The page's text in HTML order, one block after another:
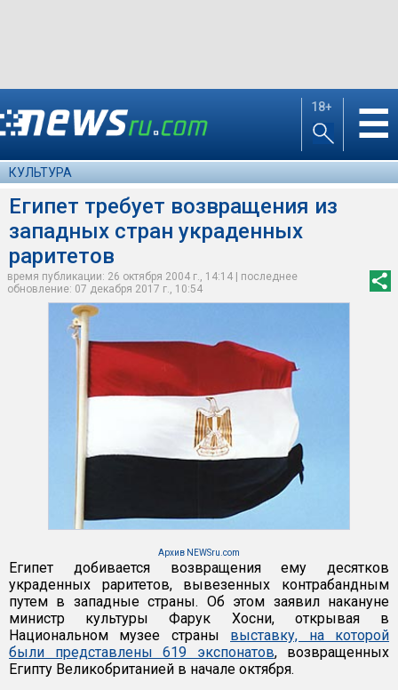
18+ ☰
КУЛЬТУРА
Египет требует возвращения из
западных стран украденных
раритетов
время публикации: 26 октября 2004 г., 14:14 | последнее
обновление: 07 декабря 2017 г., 10:54
Архив NEWSru.com
Египет добивается возвращения ему десятков
украденных раритетов, вывезенных контрабандным
путем в западные страны. Об этом заявил накануне
министр культуры Фарук Хосни, открывая в
Национальном музее страны выставку, на которой
были представлены 619 экспонатов, возвращенных
Египту Великобританией в начале октября.